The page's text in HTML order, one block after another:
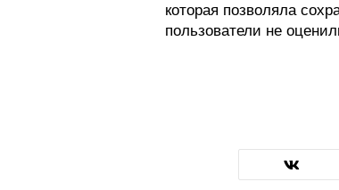
которая позволяла
пользователи не